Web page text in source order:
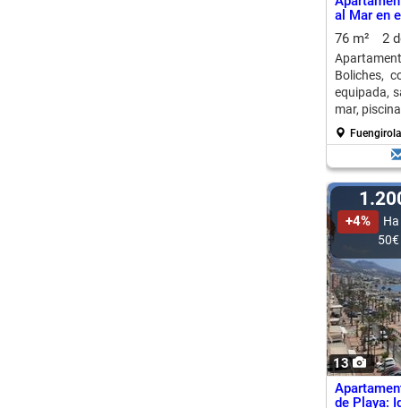
al Mar en
76 m²
2
Boliches,
equipada,
mar,
13
+4%
50€
de Playa: